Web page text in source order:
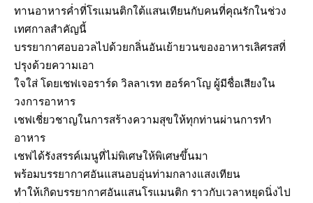
ทานอาหารค่ำที่โรแมนติกใต้แสนเทียนกับคนที่คุณรักในช่วง
เทศกาลสำคัญนี้
บรรยากาศอบอวลไปด้วยกลิ่นอันเย้ายวนของอาหารเลิศรสที่
ปรุงด้วยความเอา
ใจใส่ โดยเชฟเจอราร์ด วิลลาเรท ฮอร์คาโญ ผู้มีชื่อเสียงใน
วงการอาหาร
เชฟเชี่ยวชาญในการสร้างความสุขให้ทุกท่านผ่านการทำ
อาหาร
เชฟได้รังสรรค์เมนูที่ไม่พิเศษให้พิเศษขึ้นมา
พร้อมบรรยากาศอันแสนอบอุ่นท่ามกลางแสงเทียน
ทำให้เกิดบรรยากาศอันแสนโรแมนติก ราวกับเวลาหยุดนิ่งไป